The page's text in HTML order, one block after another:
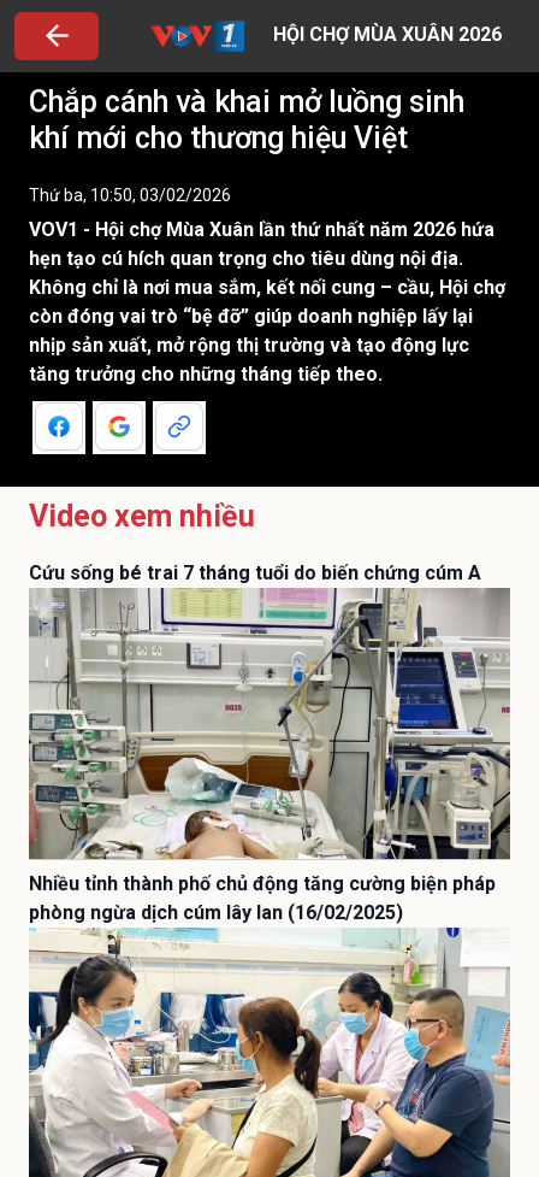
HỘI CHỢ MÙA XUÂN 2026
Chắp cánh và khai mở luồng sinh
khí mới cho thương hiệu Việt
Thứ ba, 10:50, 03/02/2026
VOV1 - Hội chợ Mùa Xuân lần thứ nhất năm 2026 hứa
hẹn tạo cú hích quan trọng cho tiêu dùng nội địa.
Không chỉ là nơi mua sắm, kết nối cung – cầu, Hội chợ
còn đóng vai trò “bệ đỡ” giúp doanh nghiệp lấy lại
nhịp sản xuất, mở rộng thị trường và tạo động lực
tăng trưởng cho những tháng tiếp theo.
Video xem nhiều
Cứu sống bé trai 7 tháng tuổi do biến chứng cúm A
Nhiều tỉnh thành phố chủ động tăng cường biện pháp
phòng ngừa dịch cúm lây lan (16/02/2025)